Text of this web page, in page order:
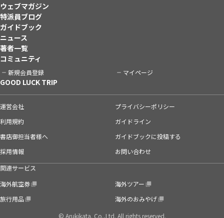
ウェブマガジン
特派員ブログ
ガイドブック
ニュース
著者一覧
コミュニティ
新規会員登録 マイページ
GOOD LUCK TRIP
運営会社
プライバシーポリシー
利用規約
ガイドライン
書店御担当者様へ
ガイドブックに投稿する
採用情報
お問い合わせ
関連サービス
海外航空券
海外ツアー
旅行用品
海外のおみやげ
© Arukikata. Co.,Ltd. All rights reserved.